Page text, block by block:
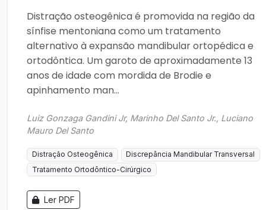
Distração osteogênica é promovida na região da
sínfise mentoniana como um tratamento
alternativo à expansão mandibular ortopédica e
ortodôntica. Um garoto de aproximadamente 13
anos de idade com mordida de Brodie e
apinhamento man...
Luiz Gonzaga Gandini Jr, Marinho Del Santo Jr., Luciano
Mauro Del Santo
Distração Osteogênica
Discrepância Mandibular Transversal
Tratamento Ortodôntico-Cirúrgico
Ler PDF